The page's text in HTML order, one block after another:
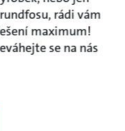
rádi vám
maximum!
se na nás